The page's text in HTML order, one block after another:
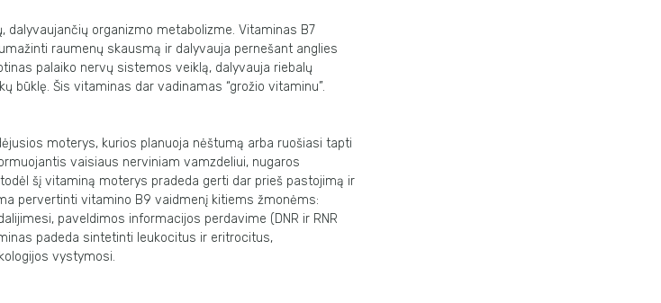
dalyvaujančių organizmo metabolizme. Vitaminas B7
raumenų skausmą ir dalyvauja pernešant anglies
palaiko nervų sistemos veiklą, dalyvauja riebalų
būklę. Šis vitaminas dar vadinamas “grožio vitaminu”.
moterys, kurios planuoja nėštumą arba ruošiasi tapti
vaisiaus nerviniam vamzdeliui, nugaros
šį vitaminą moterys pradeda gerti dar prieš pastojimą ir
pervertinti vitamino B9 vaidmenį kitiems žmonėms:
paveldimos informacijos perdavime (DNR ir RNR
padeda sintetinti leukocitus ir eritrocitus,
vystymosi.